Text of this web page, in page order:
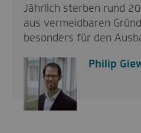
Jährlich sterben rund
aus vermeidbaren
besonders für den
Philip